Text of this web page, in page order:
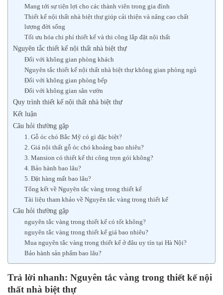
Mang tới sự tiện lợi cho các thành viên trong gia đình
Thiết kế nội thất nhà biệt thự giúp cải thiện và nâng cao chất
lượng đời sống
Tối ưu hóa chi phí thiết kế và thi công lắp đặt nội thất
Nguyên tắc thiết kế nội thất nhà biệt thự
Đối với không gian phòng khách
Nguyên tắc thiết kế nội thất nhà biệt thự không gian phòng ngủ
Đối với không gian phòng bếp
Đối với không gian sân vườn
Quy trình thiết kế nội thất nhà biệt thự
Kết luận
Câu hỏi thường gặp
1. Gỗ óc chó Bắc Mỹ có gì đặc biệt?
2. Giá nội thất gỗ óc chó khoảng bao nhiêu?
3. Mansion có thiết kế thi công trọn gói không?
4. Bảo hành bao lâu?
5. Đặt hàng mất bao lâu?
Tổng kết về Nguyên tắc vàng trong thiết kế
Tài liệu tham khảo về Nguyên tắc vàng trong thiết kế
Câu hỏi thường gặp
nguyên tắc vàng trong thiết kế có tốt không?
nguyên tắc vàng trong thiết kế giá bao nhiêu?
Mua nguyên tắc vàng trong thiết kế ở đâu uy tín tại Hà Nội?
Bảo hành sản phẩm bao lâu?
Trả lời nhanh: Nguyên tắc vàng trong thiết kế nội
thất nhà biệt thự